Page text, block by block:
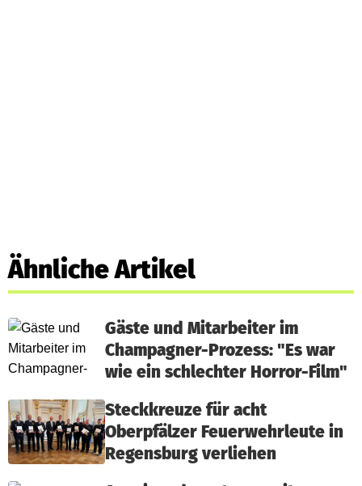
Ähnliche Artikel
Gäste und Mitarbeiter im
Champagner-Prozess: "Es war
wie ein schlechter Horror-Film"
Steckkreuze für acht
Oberpfälzer Feuerwehrleute in
Regensburg verliehen